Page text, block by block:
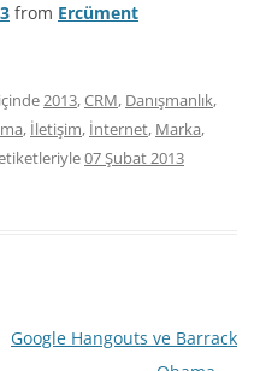
from Ercüment
içinde2013,CRM, Danışmanlık,
, İletişim, İnternet, Marka,
07 Şubat 2013
Google Hangouts ve Barrack